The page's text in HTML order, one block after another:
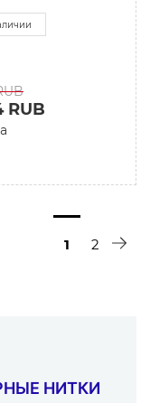
RUB
1 2
НИТКИ